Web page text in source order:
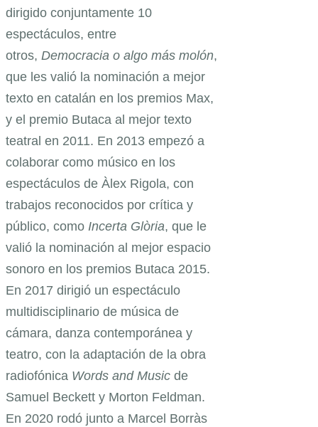
dirigido conjuntamente 10
espectáculos, entre
otros, Democracia o algo más molón,
que les valió la nominación a mejor
texto en catalán en los premios Max,
y el premio Butaca al mejor texto
teatral en 2011. En 2013 empezó a
colaborar como músico en los
espectáculos de Àlex Rigola, con
trabajos reconocidos por crítica y
público, como Incerta Glòria, que le
valió la nominación al mejor espacio
sonoro en los premios Butaca 2015.
En 2017 dirigió un espectáculo
multidisciplinario de música de
cámara, danza contemporánea y
teatro, con la adaptación de la obra
radiofónica Words and Music de
Samuel Beckett y Morton Feldman.
En 2020 rodó junto a Marcel Borràs